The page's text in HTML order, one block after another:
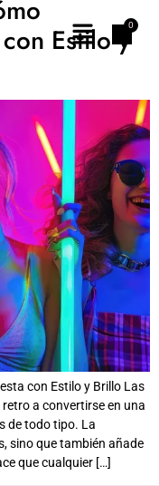
Estilo y
con Estilo y Brillo Las
a convertirse en una
de todo tipo. La
sino que también añade
que cualquier […]